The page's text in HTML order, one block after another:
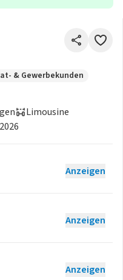
& Gewerbekunden
Limousine
Anzeigen
Anzeigen
Anzeigen